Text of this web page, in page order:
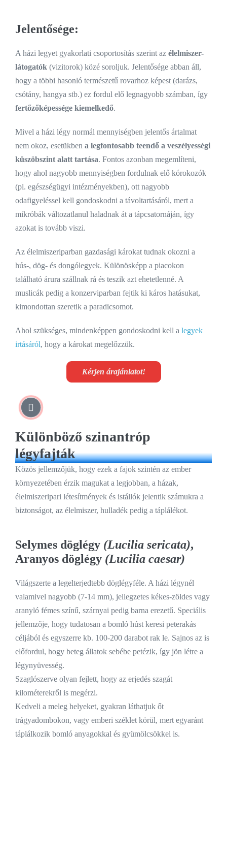
Jelentősége:
A házi legyet gyakorlati csoportosítás szerint az élelmiszer-
látogatók (vizitorok) közé soroljuk. Jelentősége abban áll,
hogy a többi hasonló természetű rovarhoz képest (darázs,
csótány, hangya stb.) ez fordul elő legnagyobb számban, így
fertőzőképessége kiemelkedő.
Mivel a házi légy normál mennyiségben jelentős ártalmat
nem okoz, esetükben a legfontosabb teendő a veszélyességi
küszöbszint alatt tartása. Fontos azonban megemlíteni,
hogy ahol nagyobb mennyiségben fordulnak elő kórokozók
(pl. egészségügyi intézményekben), ott nagyobb
odafigyeléssel kell gondoskodni a távoltartásáról, mert a
mikróbák változatlanul haladnak át a tápcsatornáján, így
azokat is tovább viszi.
Az élelmiszeriparban gazdasági károkat tudnak okozni a
hús-, dög- és dongólegyek. Különösképp a piacokon
található árura szállnak rá és teszik azt ehetetlenné. A
muslicák pedig a konzerviparban fejtik ki káros hatásukat,
kimondottan szeretik a paradicsomot.
Ahol szükséges, mindenképpen gondoskodni kell a legyek
irtásáról, hogy a károkat megelőzzük.
Kérjen árajánlatot!
Különböző szinantróp
légyfajták
Közös jellemzőjük, hogy ezek a fajok szintén az ember
környezetében érzik magukat a legjobban, a házak,
élelmiszeripari létesítmények és istállók jelentik számukra a
biztonságot, az élelmiszer, hulladék pedig a táplálékot.
Selymes döglégy (Lucilia sericata),
Aranyos döglégy (Lucilia caesar)
Világszerte a legelterjedtebb döglégyféle. A házi légynél
valamivel nagyobb (7-14 mm), jellegzetes kékes-zöldes vagy
aranyló fémes színű, szárnyai pedig barna erezetű. Speciális
jellemzője, hogy tudatosan a bomló húst keresi peterakás
céljából és egyszerre kb. 100-200 darabot rak le. Sajnos az is
előfordul, hogy beteg állatok sebébe petézik, így jön létre a
légynyüvesség.
Szaglószerve olyan fejlett, hogy az erjedés szagát
kilométerekről is megérzi.
Kedveli a meleg helyeket, gyakran láthatjuk őt
trágyadombokon, vagy emberi széklet körül, mert egyaránt
táplálkozik bomló anyagokkal és gyümölcsökkel is.